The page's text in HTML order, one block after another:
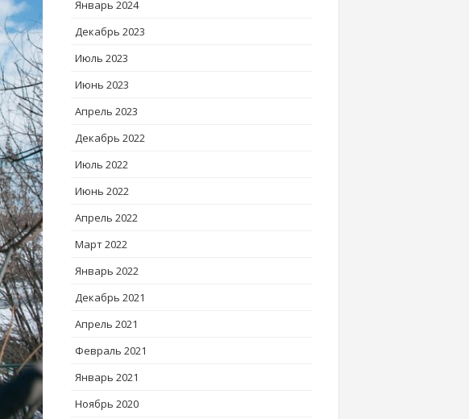
Январь 2024
Декабрь 2023
Июль 2023
Июнь 2023
Апрель 2023
Декабрь 2022
Июль 2022
Июнь 2022
Апрель 2022
Март 2022
Январь 2022
Декабрь 2021
Апрель 2021
Февраль 2021
Январь 2021
Ноябрь 2020